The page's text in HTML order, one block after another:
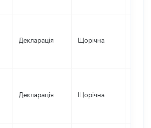
Декларація Щорічна
Декларація Щорічна